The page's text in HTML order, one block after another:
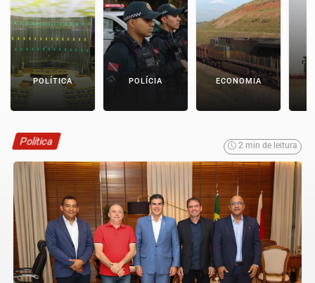
POLÍTICA POLÍCIA ECONOMIA
Política 2 min de leitura